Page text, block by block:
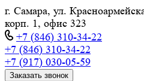
г. Самара, ул.
корп. 1, офис 323
+7 (846) 310-34-22
+7 (846) 310-34-22
+7 (917) 030-05-59
Заказать звонок